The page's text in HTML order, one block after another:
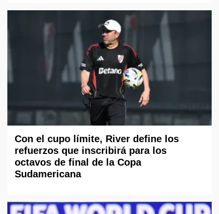
Con el cupo límite, River define los
refuerzos que inscribirá para los
octavos de final de la Copa
Sudamericana